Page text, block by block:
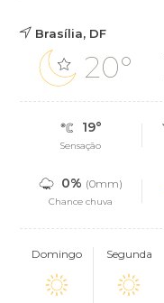
Brasília, DF
20°
19°
Sensação
0% (0mm)
Chance chuva
Domingo Segunda